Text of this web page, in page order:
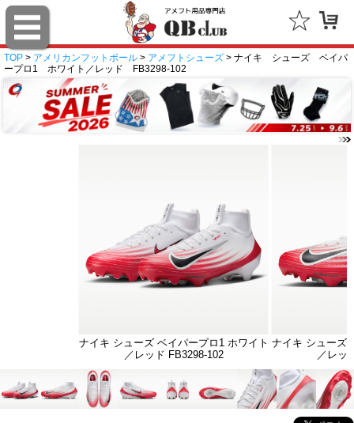
TOP > アメリカンフットボール > アメフトシューズ > ナイキ シューズ ベイパ
ープロ1 ホワイト／レッド FB3298-102
ナイキ シューズ ベイパープロ1 ホワイト
／レッド FB3298-102
ナイキ シューズ
／レッ